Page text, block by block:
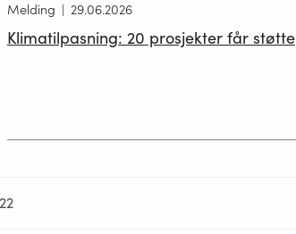
Melding 29.06.2026
Klimatilpasning: 20 prosjekter får støtte